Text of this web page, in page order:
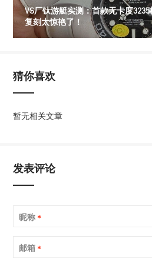
VS厂钛游艇实测：首款无卡度
复刻太惊艳了！
猜你喜欢
暂无相关文章
发表评论
昵称 *
邮箱 *